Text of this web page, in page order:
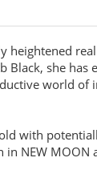
Black, she
world
with
NEW MOON